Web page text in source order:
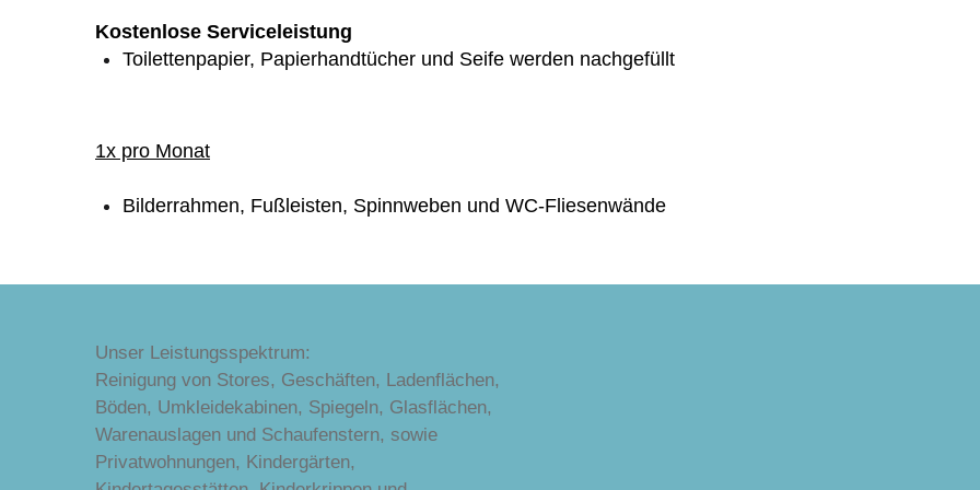
Kostenlose Serviceleistung
Toilettenpapier, Papierhandtücher und Seife werden nachgefüllt
1x pro Monat
Bilderrahmen, Fußleisten, Spinnweben und WC-Fliesenwände
Unser Leistungsspektrum:
Reinigung von Stores, Geschäften, Ladenflächen,
Böden, Umkleidekabinen, Spiegeln, Glasflächen,
Warenauslagen und Schaufenstern, sowie
Privatwohnungen, Kindergärten,